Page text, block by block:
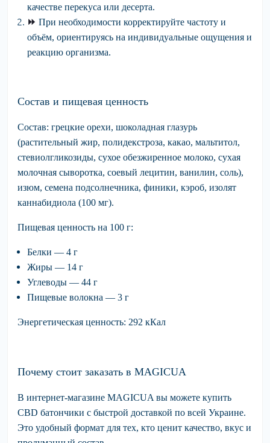
качестве перекуса или десерта.
⏩ При необходимости корректируйте частоту и
объём, ориентируясь на индивидуальные ощущения и
реакцию организма.
Состав и пищевая ценность
Состав: грецкие орехи, шоколадная глазурь
(растительный жир, полидекстроза, какао, мальтитол,
стевиолгликозиды, сухое обезжиренное молоко, сухая
молочная сыворотка, соевый лецитин, ванилин, соль),
изюм, семена подсолнечника, финики, кэроб, изолят
каннабидиола (100 мг).
Пищевая ценность на 100 г:
Белки — 4 г
Жиры — 14 г
Углеводы — 44 г
Пищевые волокна — 3 г
Энергетическая ценность: 292 кКал
Почему стоит заказать в MAGICUA
В интернет-магазине MAGICUA вы можете купить
CBD батончики с быстрой доставкой по всей Украине.
Это удобный формат для тех, кто ценит качество, вкус и